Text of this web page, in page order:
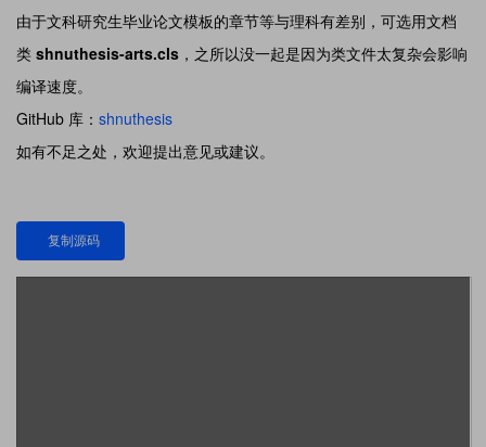
由于文科研究生毕业论文模板的章节等与理科有差别，可选用文档
类 shnuthesis-arts.cls ，之所以没一起是因为类文件太复杂会影响
编译速度。
GitHub 库： shnuthesis
如有不足之处，欢迎提出意见或建议。
复制源码